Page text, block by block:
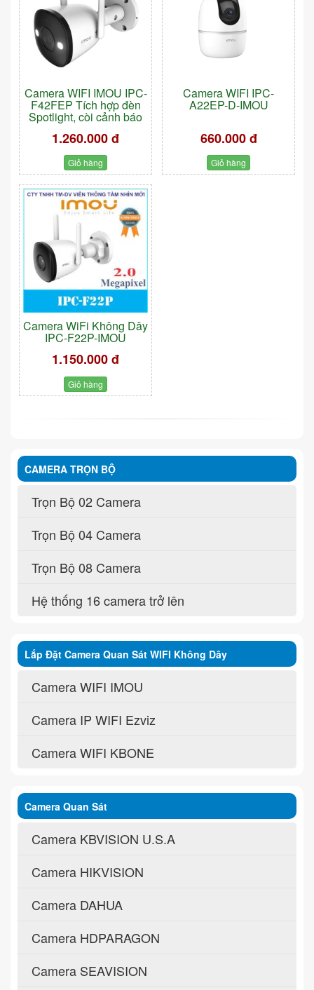
Camera WIFI IMOU IPC-
F42FEP Tích hợp đèn
Spotlight, còi cảnh báo
1.260.000 đ
Giỏ hàng
Camera WIFI IPC-
A22EP-D-IMOU
660.000 đ
Giỏ hàng
Camera WiFi Không Dây
IPC-F22P-IMOU
1.150.000 đ
Giỏ hàng
CAMERA TRỌN BỘ
Trọn Bộ 02 Camera
Trọn Bộ 04 Camera
Trọn Bộ 08 Camera
Hệ thống 16 camera trở lên
Lắp Đặt Camera Quan Sát WIFI Không Dây
Camera WIFI IMOU
Camera IP WIFI Ezviz
Camera WIFI KBONE
Camera Quan Sát
Camera KBVISION U.S.A
Camera HIKVISION
Camera DAHUA
Camera HDPARAGON
Camera SEAVISION